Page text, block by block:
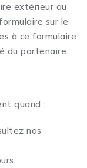
extérieur au
sur le
à ce formulaire
du partenaire.
quand :
nos